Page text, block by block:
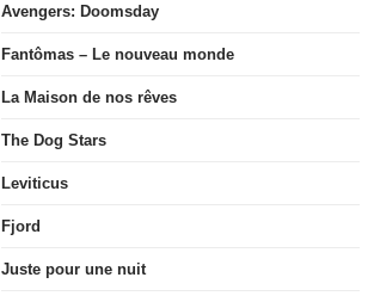
Avengers: Doomsday
Fantômas – Le nouveau monde
La Maison de nos rêves
The Dog Stars
Leviticus
Fjord
Juste pour une nuit